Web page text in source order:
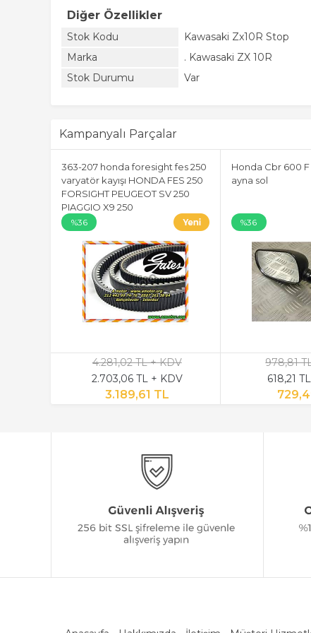
Diğer Özellikler
Stok Kodu
Kawasaki Zx10R Stop
Marka
. Kawasaki ZX 10R
Stok Durumu
Var
Kampanyalı Parçalar
363-207 honda foresight fes 250
varyatör kayışı HONDA FES 250
FORSIGHT PEUGEOT SV 250
PIAGGIO X9 250
%36
4.281,02 TL + KDV
2.703,06 TL + KDV
3.189,61 TL
Honda Cbr 600
ayna sol
%36
978,81
618,21